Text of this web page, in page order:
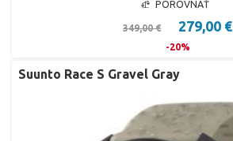
POROVNAŤ
349,00 € 279,00 €
-20%
Suunto Race S Gravel Gray